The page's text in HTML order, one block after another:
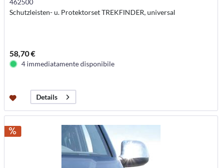
462500
Schutzleisten- u. Protektorset TREKFINDER, universal
58,70 €
4 immediatamente disponibile
Details